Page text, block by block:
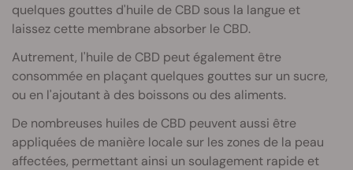
quelques gouttes d'huile de CBD sous la langue et
laissez cette membrane absorber le CBD.
Autrement, l'huile de CBD peut également être
consommée en plaçant quelques gouttes sur un sucre,
ou en l'ajoutant à des boissons ou des aliments.
De nombreuses huiles de CBD peuvent aussi être
appliquées de manière locale sur les zones de la peau
affectées, permettant ainsi un soulagement rapide et